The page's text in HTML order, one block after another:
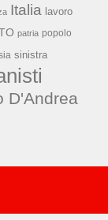
Italia lavoro
patria popolo
sinistra
D'Andrea